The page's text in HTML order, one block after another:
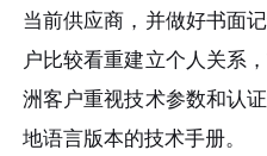
当前供应商，并做好书面
户比较看重建立个人关系
洲客户重视技术参数和认
地语言版本的技术手册。